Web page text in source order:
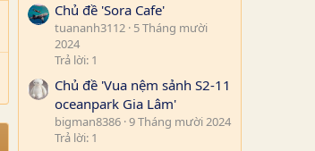
Chủ đề 'Sora Cafe'
tuananh3112 5 Tháng mười
2024
Trả lời: 1
Chủ đề 'Vua nệm sảnh S2-11
oceanpark Gia Lâm'
bigman8386 9 Tháng mười 2024
Trả lời: 1